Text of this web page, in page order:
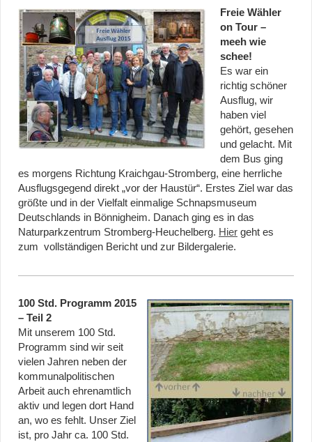
Freie Wähler
on Tour –
meeh wie
schee!
Es war ein
richtig schöner
Ausflug, wir
haben viel
gehört, gesehen
und gelacht. Mit
dem Bus ging
es morgens Richtung Kraichgau-Stromberg, eine herrliche
Ausflugsgegend direkt „vor der Haustür“. Erstes Ziel war das
größte und in der Vielfalt einmalige Schnapsmuseum
Deutschlands in Bönnigheim. Danach ging es in das
Naturparkzentrum Stromberg-Heuchelberg. Hier geht es
zum vollständigen Bericht und zur Bildergalerie.
100 Std. Programm 2015
– Teil 2
Mit unserem 100 Std.
Programm sind wir seit
vielen Jahren neben der
kommunalpolitischen
Arbeit auch ehrenamtlich
aktiv und legen dort Hand
an, wo es fehlt. Unser Ziel
ist, pro Jahr ca. 100 Std.